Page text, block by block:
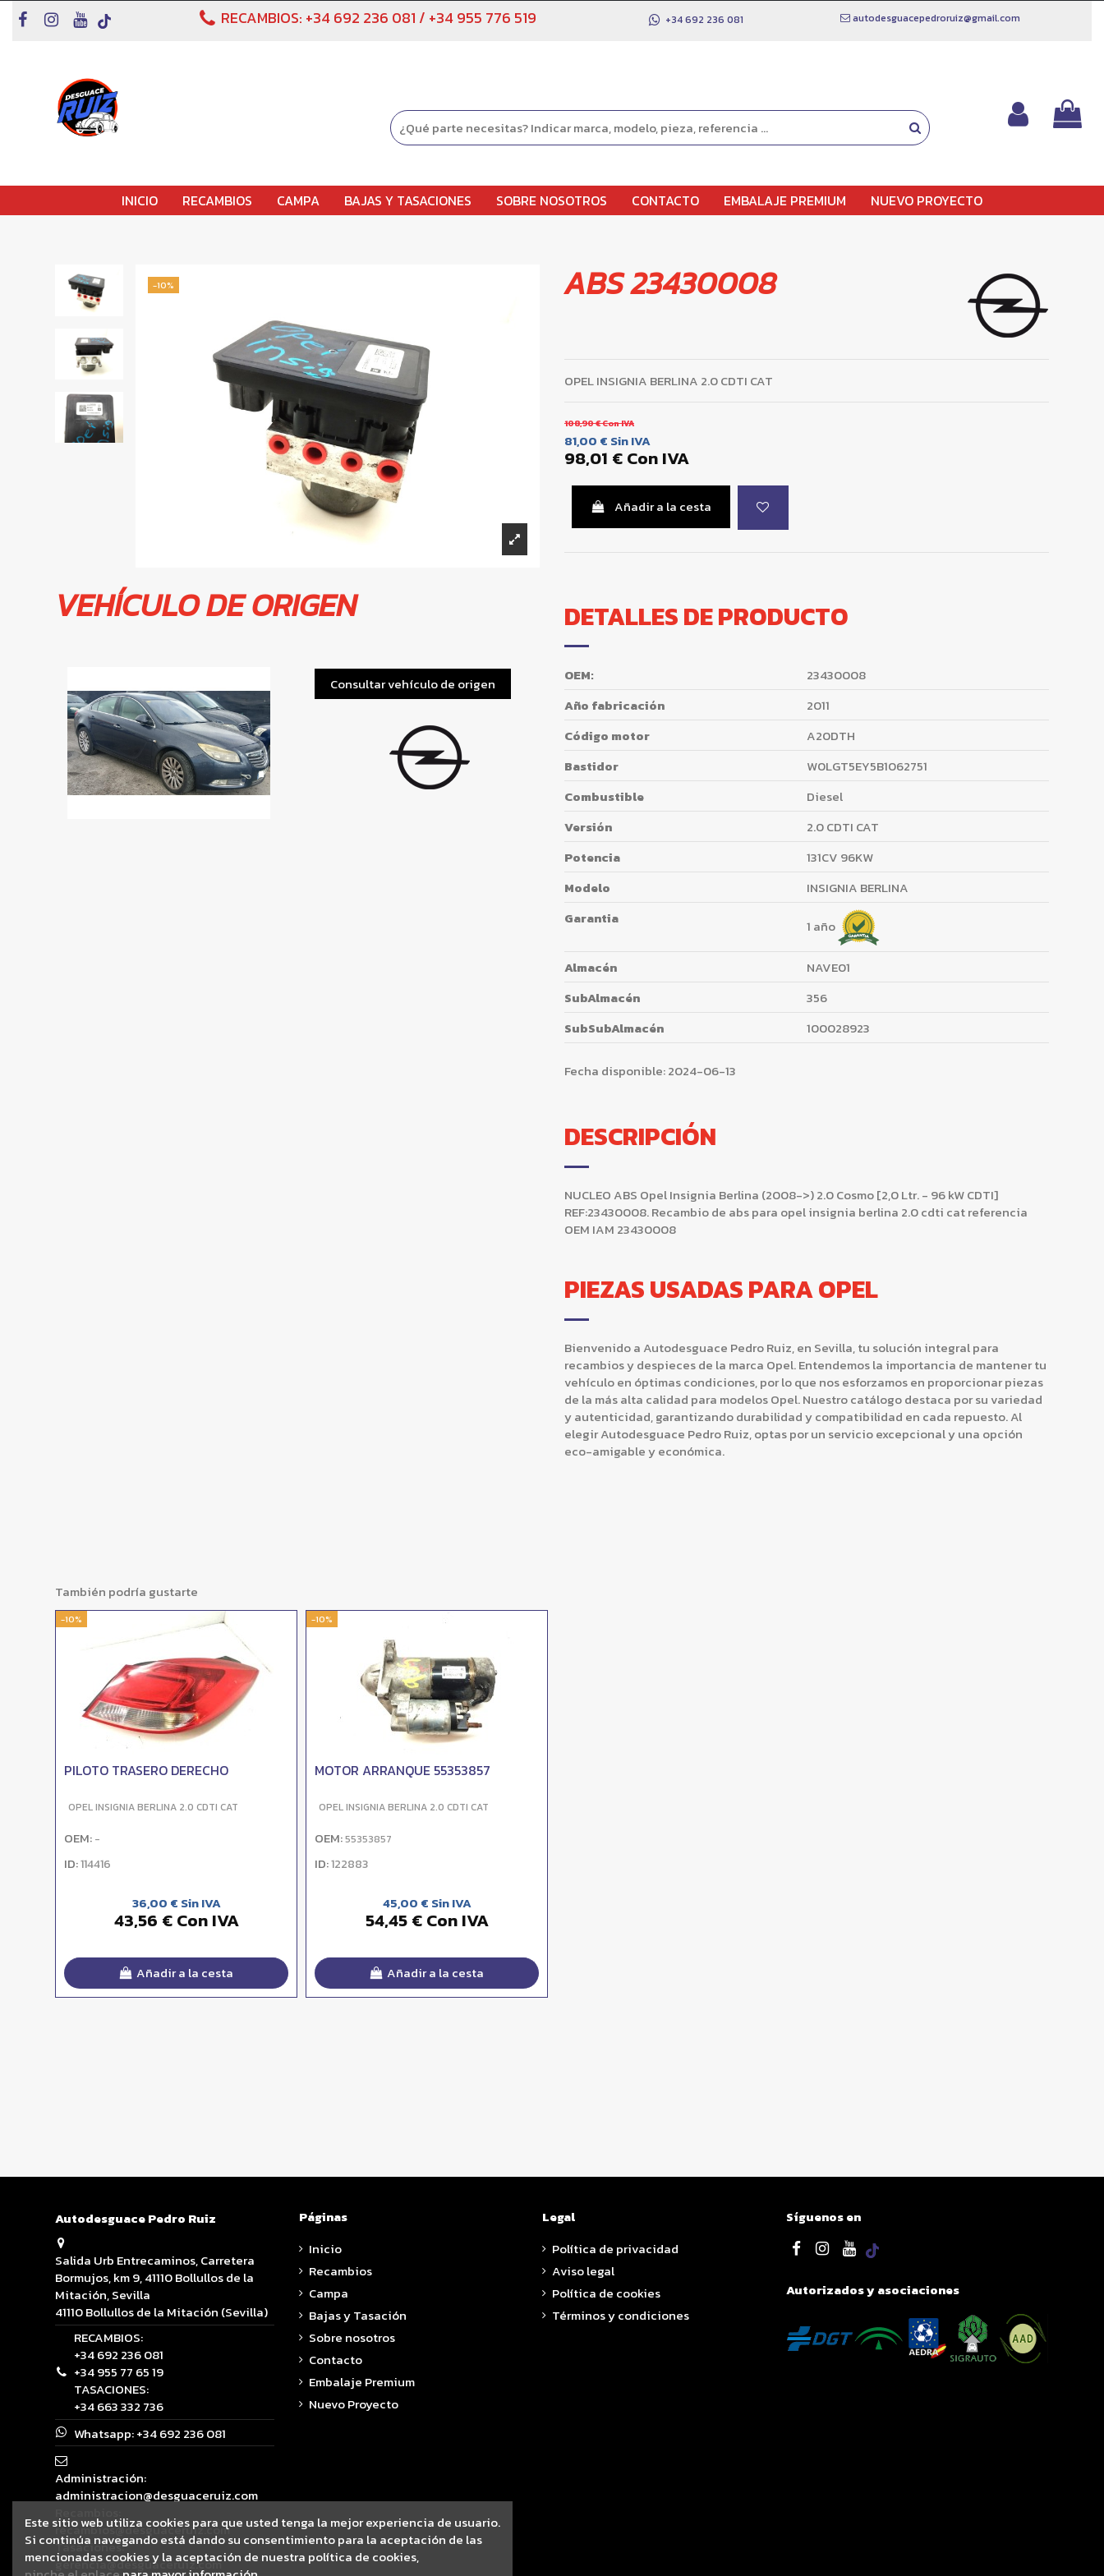
RECAMBIOS: +34 692 236 081 / +34 955 776 519 +34 692 236 081 autodesguacepedroruiz@gmail.com
INICIO RECAMBIOS CAMPA BAJAS Y TASACIONES SOBRE NOSOTROS CONTACTO EMBALAJE PREMIUM NUEVO PROYECTO
-10%
VEHÍCULO DE ORIGEN
Consultar vehículo de origen
ABS 23430008
OPEL INSIGNIA BERLINA 2.0 CDTI CAT
108,90 €Con IVA
81,00 € Sin IVA
98,01 €Con IVA
Añadir a la cesta
DETALLES DE PRODUCTO
OEM:
23430008
Año fabricación
2011
Código motor
A20DTH
Bastidor
W0LGT5EY5B1062751
Combustible
Diesel
Versión
2.0 CDTI CAT
Potencia
131CV 96KW
Modelo
INSIGNIA BERLINA
Garantia
1 año
Almacén
NAVE01
SubAlmacén
356
SubSubAlmacén
100028923
Fecha disponible:2024-06-13
DESCRIPCIÓN
NUCLEO ABS Opel Insignia Berlina (2008->) 2.0 Cosmo [2,0 Ltr. - 96 kW CDTI]
REF:23430008. Recambio de abs para opel insignia berlina 2.0 cdti cat referencia
OEM IAM 23430008
PIEZAS USADAS PARA OPEL
Bienvenido a Autodesguace Pedro Ruiz, en Sevilla, tu solución integral para
recambios y despieces de la marca Opel. Entendemos la importancia de mantener tu
vehículo en óptimas condiciones, por lo que nos esforzamos en proporcionar piezas
de la más alta calidad para modelos Opel. Nuestro catálogo destaca por su variedad
y autenticidad, garantizando durabilidad y compatibilidad en cada repuesto. Al
elegir Autodesguace Pedro Ruiz, optas por un servicio excepcional y una opción
eco-amigable y económica.
También podría gustarte
-10%
PILOTO TRASERO DERECHO
OPEL INSIGNIA BERLINA 2.0 CDTI CAT
OEM: -
ID:114416
36,00 € Sin IVA
43,56 € Con IVA
Añadir a la cesta
-10%
MOTOR ARRANQUE 55353857
OPEL INSIGNIA BERLINA 2.0 CDTI CAT
OEM:55353857
ID:122883
45,00 € Sin IVA
54,45 € Con IVA
Añadir a la cesta
Autodesguace Pedro Ruiz
Salida Urb Entrecaminos, Carretera
Bormujos, km 9, 41110 Bollullos de la
Mitación, Sevilla
41110 Bollullos de la Mitación (Sevilla)
RECAMBIOS:
+34 692 236 081
+34 955 77 65 19
TASACIONES:
+34 663 332 736
Whatsapp:+34 692 236 081
Administración:
administracion@desguaceruiz.com
recambios@desguaceruiz.com
Tasaciones:
gerencia@desguaceruiz.com
Páginas
Inicio
Recambios
Campa
Bajas y Tasación
Sobre nosotros
Contacto
Embalaje Premium
Nuevo Proyecto
Legal
Política de privacidad
Aviso legal
Política de cookies
Términos y condiciones
Síguenos en
Autorizados y asociaciones
Este sitio web utiliza cookies para que usted tenga la mejor experiencia de usuario.
Si continúa navegando está dando su consentimiento para la aceptación de las
mencionadas cookies y la aceptación de nuestra política de cookies,